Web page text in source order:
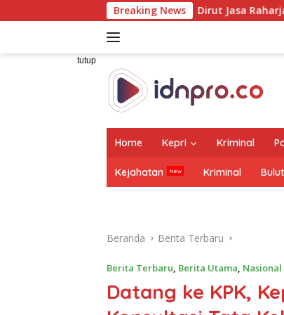
ke
Breaking News
Dirut Jasa Raharja Dampingi Wamenhub
tutup
Home Kepri Kriminal
Kejahatan Kriminal
Beranda Berita Terbaru
Berita Terbaru, Berita Utama, Nasional
Datang ke KPK,